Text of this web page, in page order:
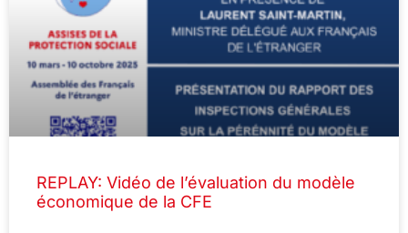
REPLAY: Vidéo de l’évaluation du modèle
économique de la CFE